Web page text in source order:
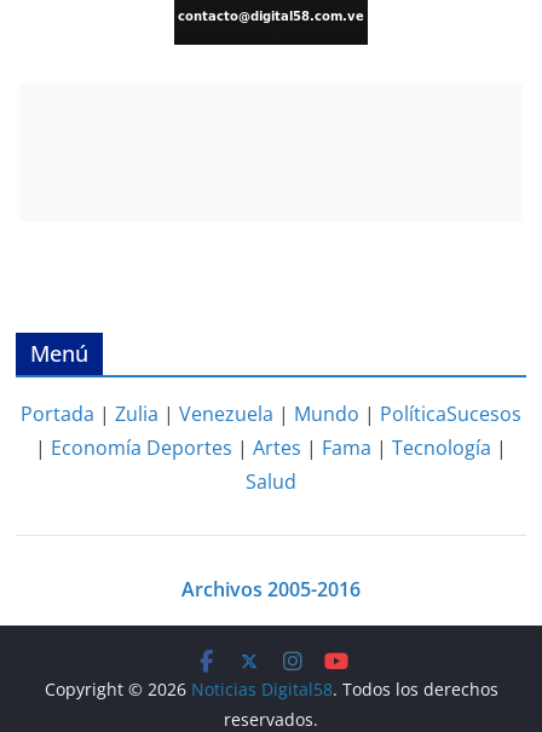
Menú
Portada | Zulia | Venezuela | Mundo | PolíticaSucesos
| Economía Deportes | Artes | Fama | Tecnología |
Salud
Archivos 2005-2016
Copyright © 2026 Noticias Digital58. Todos los derechos
reservados.